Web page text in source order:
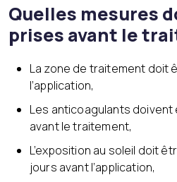
Quelles mesures
prises avant le
La zone de traitement doit
l’application,
Les anticoagulants doivent
avant le traitement,
L’exposition au soleil doit
jours avant l’application,